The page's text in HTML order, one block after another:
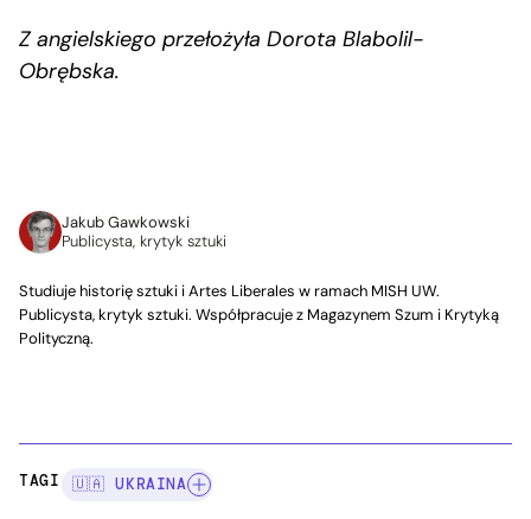
Z angielskiego przełożyła Dorota Blabolil-
Obrębska.
Jakub Gawkowski
Publicysta, krytyk sztuki
Studiuje historię sztuki i Artes Liberales w ramach MISH UW.
Publicysta, krytyk sztuki. Współpracuje z Magazynem Szum i Krytyką
Polityczną.
TAGI: 🇺🇦 UKRAINA